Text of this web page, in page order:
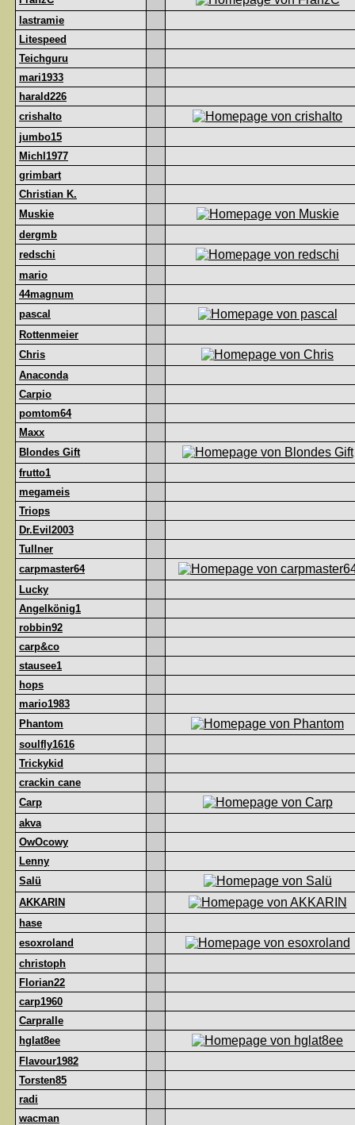
lastramie
Litespeed
Teichguru
mari1933
harald226
crishalto
jumbo15
Michl1977
grimbart
Christian K.
Muskie
dergmb
redschi
mario
44magnum
pascal
Rottenmeier
Chris
Anaconda
Carpio
pomtom64
Maxx
Blondes Gift
frutto1
megameis
Triops
Dr.Evil2003
Tullner
carpmaster64
Lucky
Angelkönig1
robbin92
carp&co
stausee1
hops
mario1983
Phantom
soulfly1616
Trickykid
crackin cane
Carp
akva
OwOcowy
Lenny
Salü
AKKARIN
hase
esoxroland
christoph
Florian22
carp1960
Carpralle
hglat8ee
Flavour1982
Torsten85
radi
wacman